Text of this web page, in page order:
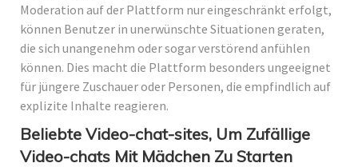
Moderation auf der Plattform nur eingeschränkt erfolgt,
können Benutzer in unerwünschte Situationen geraten,
die sich unangenehm oder sogar verstörend anfühlen
können. Dies macht die Plattform besonders ungeeignet
für jüngere Zuschauer oder Personen, die empfindlich auf
explizite Inhalte reagieren.
Beliebte Video-chat-sites, Um Zufällige
Video-chats Mit Mädchen Zu Starten